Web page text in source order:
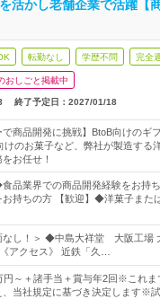
活かし老舗企業で活躍【
転勤なし 学歴不問 完全
おしごと掲載中
終了予定日： 2027/01/18
で商品開発に挑戦】BtoB向けのギ
けのお菓子など、弊社が製造する
お任せ！
食品業界での商品開発経験をお
お持ちの方 【歓迎】◆洋菓子また
なし！＞ ◆中島大祥堂 大阪工場
アクセス》 近鉄「久…
円～＋諸手当＋賞与年2回※これま
、当社規定に基づき決定します※